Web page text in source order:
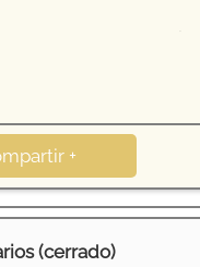
+
(cerrado)